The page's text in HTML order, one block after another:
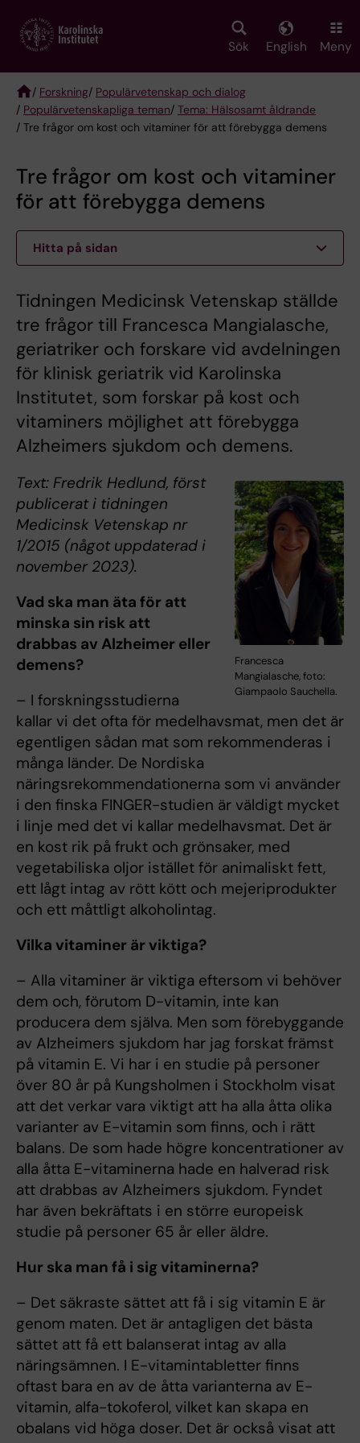
main
Sök English Meny
Breadcrumb
/ Forskning/ Populärvetenskap och dialog
/ Populärvetenskapliga teman/ Tema: Hälsosamt åldrande
/ Tre frågor om kost och vitaminer för att förebygga demens
Tre frågor om kost och vitaminer
för att förebygga demens
Hitta på sidan
Tidningen Medicinsk Vetenskap ställde
tre frågor till Francesca Mangialasche,
geriatriker och forskare vid avdelningen
för klinisk geriatrik vid Karolinska
Institutet, som forskar på kost och
vitaminers möjlighet att förebygga
Alzheimers sjukdom och demens.
Francesca
Mangialasche, foto:
Giampaolo Sauchella.
Text: Fredrik Hedlund, först
publicerat i tidningen
Medicinsk Vetenskap nr
1/2015 (något uppdaterad i
november 2023).
Vad ska man äta för att
minska sin risk att
drabbas av Alzheimer eller
demens?
– I forskningsstudierna
kallar vi det ofta för medelhavsmat, men det är
egentligen sådan mat som rekommenderas i
många länder. De Nordiska
näringsrekommendationerna som vi använder
i den finska FINGER-studien är väldigt mycket
i linje med det vi kallar medelhavsmat. Det är
en kost rik på frukt och grönsaker, med
vegetabiliska oljor istället för animaliskt fett,
ett lågt intag av rött kött och mejeriprodukter
och ett måttligt alkoholintag.
Vilka vitaminer är viktiga?
– Alla vitaminer är viktiga eftersom vi behöver
dem och, förutom D-vitamin, inte kan
producera dem själva. Men som förebyggande
av Alzheimers sjukdom har jag forskat främst
på vitamin E. Vi har i en studie på personer
över 80 år på Kungsholmen i Stockholm visat
att det verkar vara viktigt att ha alla åtta olika
varianter av E-vitamin som finns, och i rätt
balans. De som hade högre koncentrationer av
alla åtta E-vitaminerna hade en halverad risk
att drabbas av Alzheimers sjukdom. Fyndet
har även bekräftats i en större europeisk
studie på personer 65 år eller äldre.
Hur ska man få i sig vitaminerna?
– Det säkraste sättet att få i sig vitamin E är
genom maten. Det är antagligen det bästa
sättet att få ett balanserat intag av alla
näringsämnen. I E-vitamintabletter finns
oftast bara en av de åtta varianterna av E-
vitamin, alfa-tokoferol, vilket kan skapa en
obalans vid höga doser. Det är också visat att